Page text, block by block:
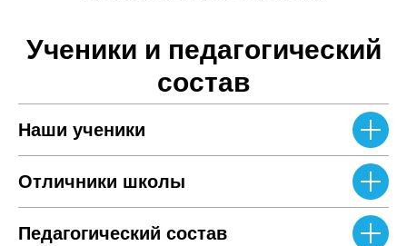
Ученики и педагогический
состав
Наши ученики
Отличники школы
Педагогический состав